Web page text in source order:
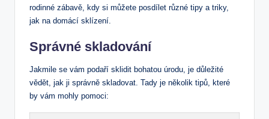
rodinné zábavě, kdy si můžete posdílet různé tipy a triky,
jak na domácí sklízení.
Správné skladování
Jakmile se vám podaří sklidit bohatou úrodu, je důležité
vědět, jak ji správně skladovat. Tady je několik tipů, které
by vám mohly pomoci: